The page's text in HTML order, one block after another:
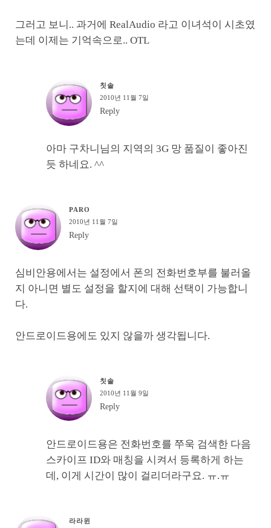
그러고 보니.. 과거에 RealAudio 라고 이녀석이 시초였
는데 이제는 기억속으로.. OTL
칫솔
2010년 11월 7일
Reply
아마 구차니님의 지역의 3G 망 품질이 좋아진
듯 하네요. ^^
PARO
2010년 11월 7일
Reply
심비안용에서는 설정에서 폰의 전화번호부를 불러올
지 아니면 별도 설정을 할지에 대해 선택이 가능합니
다.
안드로이드용에도 있지 않을까 생각됩니다.
칫솔
2010년 11월 9일
Reply
안드로이드용은 전화번호를 쭈욱 검색한 다음
스카이프 ID와 매칭을 시켜서 등록하게 하는
데, 이게 시간이 많이 걸리더라구요. ㅠ.ㅠ
라라윈